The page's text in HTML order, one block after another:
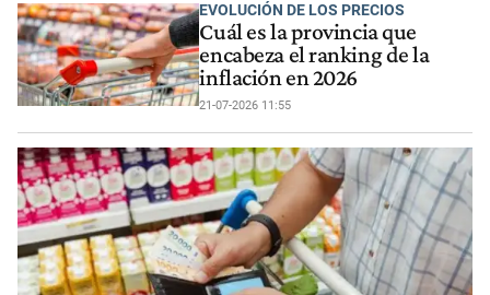
EVOLUCIÓN DE LOS PRECIOS
Cuál es la provincia que
encabeza el ranking de la
inflación en 2026
21-07-2026 11:55